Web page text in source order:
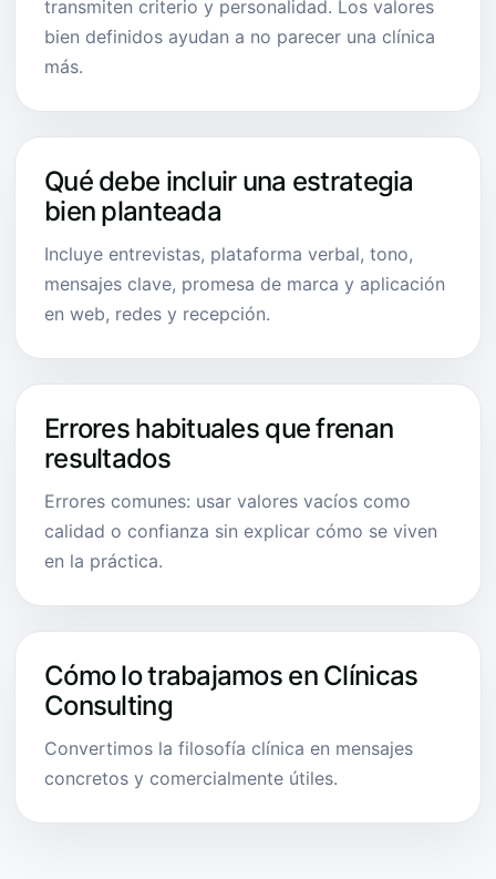
transmiten criterio y personalidad. Los valores
bien definidos ayudan a no parecer una clínica
más.
Qué debe incluir una estrategia
bien planteada
Incluye entrevistas, plataforma verbal, tono,
mensajes clave, promesa de marca y aplicación
en web, redes y recepción.
Errores habituales que frenan
resultados
Errores comunes: usar valores vacíos como
calidad o confianza sin explicar cómo se viven
en la práctica.
Cómo lo trabajamos en Clínicas
Consulting
Convertimos la filosofía clínica en mensajes
concretos y comercialmente útiles.